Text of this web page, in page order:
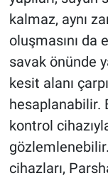
kalmaz, aynı
oluşmasını da
savak önünde
kesit alanı
hesaplanabilir.
kontrol
cihazları,